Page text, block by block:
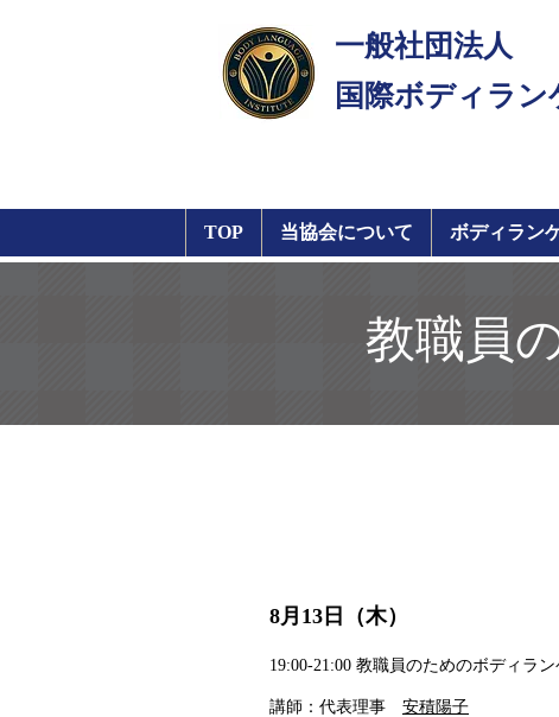
一般社団法人
国際ボディラ
TOP 当協会について ボディラン
教職員
8月13 日（木）
19:00-21:00 教職員のためのボディラン
講師：代表理事 安積陽子